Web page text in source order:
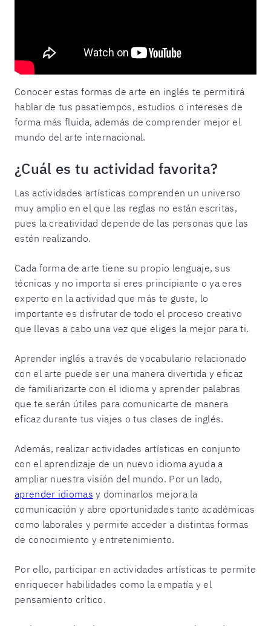
Conocer estas formas de arte en inglés te permitirá
hablar de tus pasatiempos, estudios o intereses de
forma más fluida, además de comprender mejor el
mundo del arte internacional.
¿Cuál es tu actividad favorita?
Las actividades artísticas comprenden un universo
muy amplio en el que las reglas no están escritas,
pues la creatividad depende de las personas que las
estén realizando.
Cada forma de arte tiene su propio lenguaje, sus
técnicas y no importa si eres principiante o ya eres
experto en la actividad que más te guste, lo
importante es disfrutar de todo el proceso creativo
que llevas a cabo una vez que eliges la mejor para ti.
Aprender inglés a través de vocabulario relacionado
con el arte puede ser una manera divertida y eficaz
de familiarizarte con el idioma y aprender palabras
que te serán útiles para comunicarte de manera
eficaz durante tus viajes o tus clases de inglés.
Además, realizar actividades artísticas en conjunto
con el aprendizaje de un nuevo idioma ayuda a
ampliar nuestra visión del mundo. Por un lado,
aprender idiomas y dominarlos mejora la
comunicación y abre oportunidades tanto académicas
como laborales y permite acceder a distintas formas
de conocimiento y entretenimiento.
Por ello, participar en actividades artísticas te permite
enriquecer habilidades como la empatía y el
pensamiento crítico.